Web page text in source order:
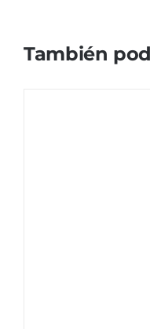
También